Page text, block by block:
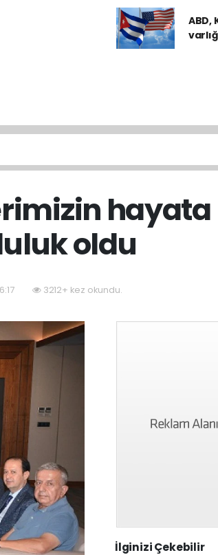
ABD,
hayata
oldu
3212+ kez okundu.
İlginizi Çekebilir